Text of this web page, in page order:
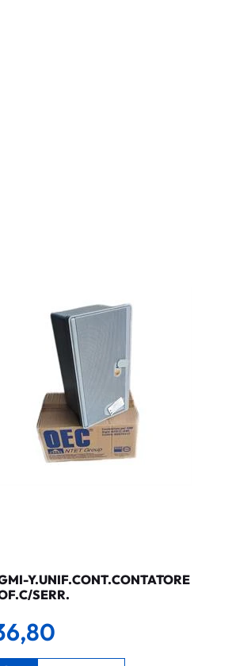
Y.UNIF.CONT.CONTATORE
SERR.